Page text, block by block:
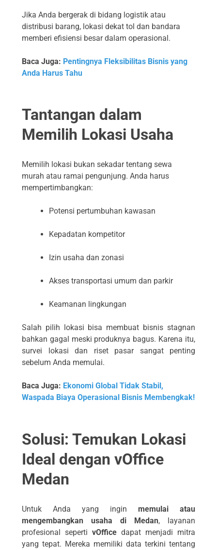
Jika Anda bergerak di bidang logistik atau
distribusi barang, lokasi dekat tol dan bandara
memberi efisiensi besar dalam operasional.
Baca Juga: Pentingnya Fleksibilitas Bisnis yang
Anda Harus Tahu
Tantangan dalam
Memilih Lokasi Usaha
Memilih lokasi bukan sekadar tentang sewa
murah atau ramai pengunjung. Anda harus
mempertimbangkan:
Potensi pertumbuhan kawasan
Kepadatan kompetitor
Izin usaha dan zonasi
Akses transportasi umum dan parkir
Keamanan lingkungan
Salah pilih lokasi bisa membuat bisnis stagnan
bahkan gagal meski produknya bagus. Karena itu,
survei lokasi dan riset pasar sangat penting
sebelum Anda memulai.
Baca Juga: Ekonomi Global Tidak Stabil,
Waspada Biaya Operasional Bisnis Membengkak!
Solusi: Temukan Lokasi
Ideal dengan vOffice
Medan
Untuk Anda yang ingin memulai atau
mengembangkan usaha di Medan, layanan
profesional seperti vOffice dapat menjadi mitra
yang tepat. Mereka memiliki data terkini tentang